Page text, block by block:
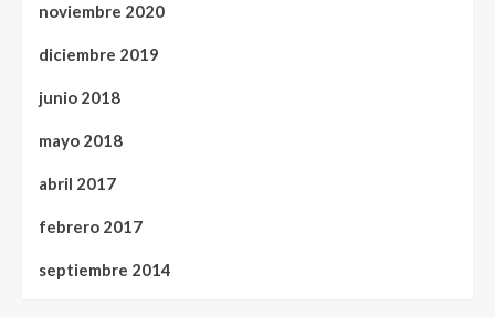
noviembre 2020
diciembre 2019
junio 2018
mayo 2018
abril 2017
febrero 2017
septiembre 2014